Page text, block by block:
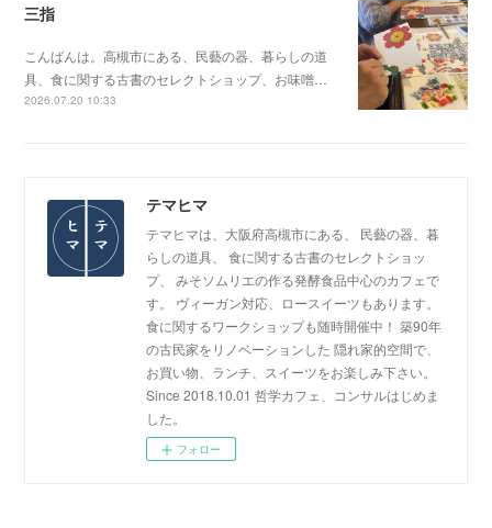
三指
こんばんは。高槻市にある、民藝の器、暮らしの道
具、食に関する古書のセレクトショップ、お味噌…
2026.07.20 10:33
テマヒマ
テマヒマは、大阪府高槻市にある、 民藝の器、暮
らしの道具、 食に関する古書のセレクトショッ
プ、 みそソムリエの作る発酵食品中心のカフェで
す。 ヴィーガン対応、ロースイーツもあります。
食に関するワークショップも随時開催中！ 築90年
の古民家をリノベーションした 隠れ家的空間で、
お買い物、ランチ、スイーツをお楽しみ下さい。
Since 2018.10.01 哲学カフェ、コンサルはじめま
した。
フォロー